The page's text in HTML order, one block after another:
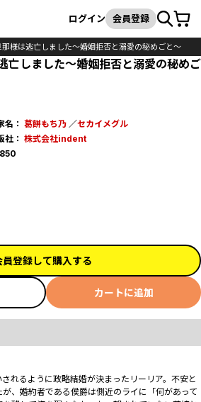
検索
ログイン 会員登録カート
様は逃亡しました～婚姻拒否と溺愛の秘めごと～
亡しました～婚姻拒否と溺愛の秘めご
名： 葛餅もち乃／セカイメグル
社： 株式会社indent
850
員登録して購入する
カートに追加
れるように政略結婚が決まったリーリア。不安と
、婚約者である侯爵は側近のライに「何があって